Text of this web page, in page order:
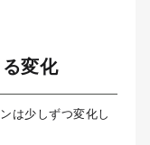
変化
は少しずつ変化し